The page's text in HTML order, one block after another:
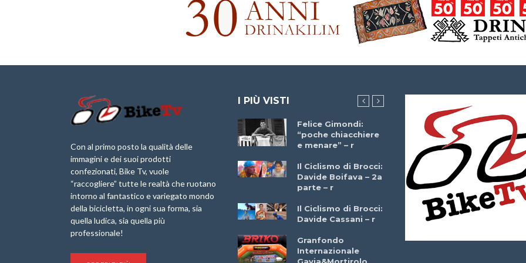
Con al primo posto la qualità delle
immagini e dei suoi prodotti
confezionati, Bike Tv, vuole
“raccogliere” tutte le realtà che ruotano
intorno al fantastico e variegato mondo
della bicicletta, in ogni sua forma, sia
quella ludica, sia quella più
professionale!
I PIÙ VISTI
Briko Torino – 11
Maggio 2025 – r
Minerva Edizioni e
Giancarlo Brocci
per “Bartali l’Ultimo
Marathon 2025”
IX Ed. “Tra
Borghi&Castelli” –
Anteprima
1a Edizione
Granfondo
Felice Gimondi:
“poche chiacchiere
e menare” – r
Il Ciclismo di Brocci:
Davide Boifava – 2a
parte – r
Il Ciclismo di Brocci:
Davide Cassani – r
Granfondo
Internazionale
Brocci Incontra
Giuseppe Martinelli
– r
Che cos’è il
triathlon? Con
Simone Diamantini
– r
Marzo 2025 –